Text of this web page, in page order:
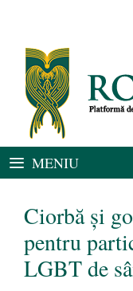
conținut
MENIU
Ciorbă și
pentru
LGBT de